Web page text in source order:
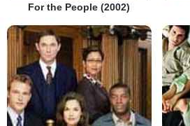
For the People (2002)